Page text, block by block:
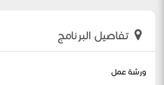
تفاصيل البرنامج
ورشة عمل